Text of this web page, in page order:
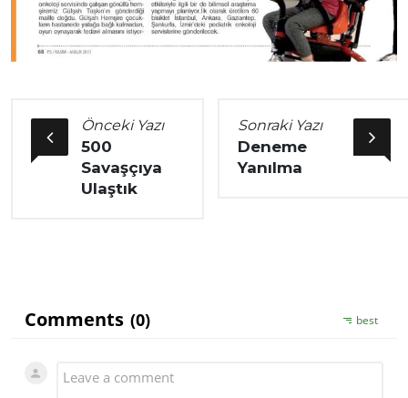
Önceki Yazı
500
Savaşçıya
Ulaştık
Sonraki Yazı
Deneme
Yanılma